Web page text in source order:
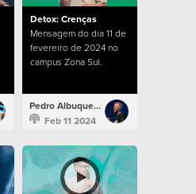
Detox: Crenças
Mensagem do dia 11 de
fevereiro de 2024 no
campus Zona Sul.
Pedro Albuquerque
Feb 11 2024